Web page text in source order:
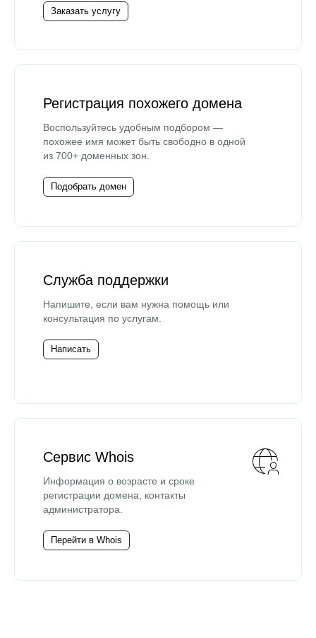
Заказать услугу
Регистрация похожего домена
Воспользуйтесь удобным подбором —
похожее имя может быть свободно в одной
из 700+ доменных зон.
Подобрать домен
Служба поддержки
Напишите, если вам нужна помощь или
консультация по услугам.
Написать
Сервис Whois
Информация о возрасте и сроке
регистрации домена, контакты
администратора.
Перейти в Whois